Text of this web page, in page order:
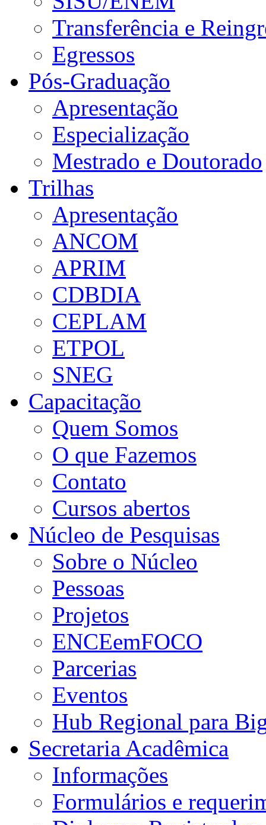
Transferência e
Egressos
Pós-Graduação
Apresentação
Especialização
Mestrado e Doutorado
Trilhas
Apresentação
ANCOM
APRIM
CDBDIA
CEPLAM
ETPOL
SNEG
Capacitação
Quem Somos
O que Fazemos
Contato
Cursos abertos
Núcleo de Pesquisas
Sobre o Núcleo
Pessoas
Projetos
ENCEemFOCO
Parcerias
Eventos
Hub Regional para
Secretaria Acadêmica
Informações
Formulários e